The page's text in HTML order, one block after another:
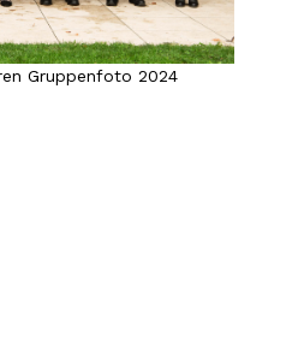
Gruppenfoto 2024